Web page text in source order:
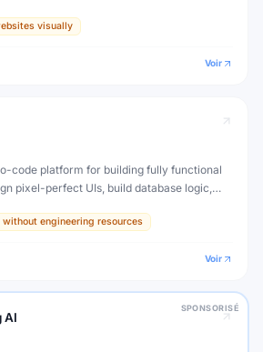
visually
Voir
code platform for building fully functional
pixel-perfect UIs, build database logic,
without engineering resources
Voir
SPONSORISÉ
AI